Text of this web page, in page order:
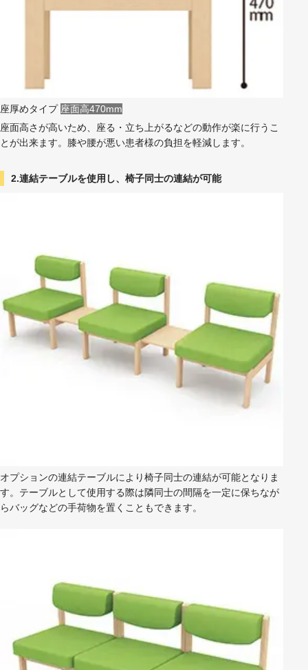
座厚めタイプ 座面高470mm
座面高さが高いため、座る・立ち上がるなどの動作が楽に行うこ
とが出来ます。膝や腰が悪い患者様の負担を軽減します。
2.連結テーブルを使用し、椅子同士の連結が可能
オプションの連結テーブルにより椅子同士の連結が可能となりま
す。テーブルとして使用する際は隣同士の間隔を一定に保ちなが
らバッグなどの手荷物を置くこともできます。